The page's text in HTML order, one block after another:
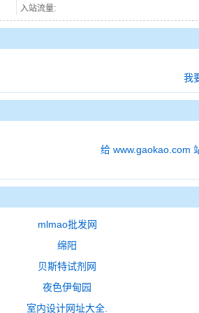
入站流量:
我
给 www.gaokao.com
mlmao批发网
绵阳
贝斯特试剂网
夜色伊甸园
室内设计网址大全.